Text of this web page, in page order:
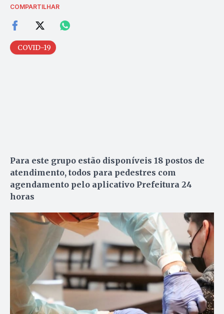
COMPARTILHAR
COVID-19
Para este grupo estão disponíveis 18 postos de
atendimento, todos para pedestres com
agendamento pelo aplicativo Prefeitura 24
horas